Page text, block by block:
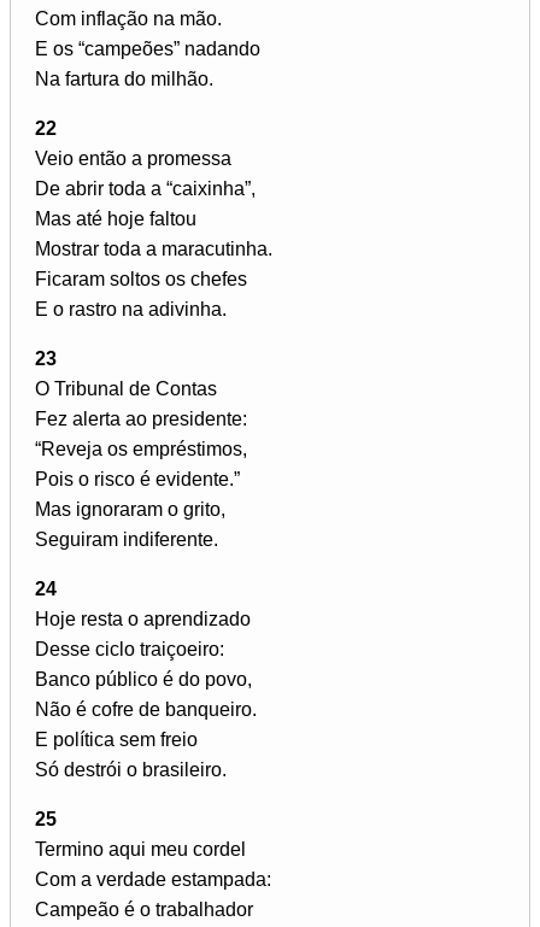
Com inflação na mão.
E os “campeões” nadando
Na fartura do milhão.
22
Veio então a promessa
De abrir toda a “caixinha”,
Mas até hoje faltou
Mostrar toda a maracutinha.
Ficaram soltos os chefes
E o rastro na adivinha.
23
O Tribunal de Contas
Fez alerta ao presidente:
“Reveja os empréstimos,
Pois o risco é evidente.”
Mas ignoraram o grito,
Seguiram indiferente.
24
Hoje resta o aprendizado
Desse ciclo traiçoeiro:
Banco público é do povo,
Não é cofre de banqueiro.
E política sem freio
Só destrói o brasileiro.
25
Termino aqui meu cordel
Com a verdade estampada:
Campeão é o trabalhador